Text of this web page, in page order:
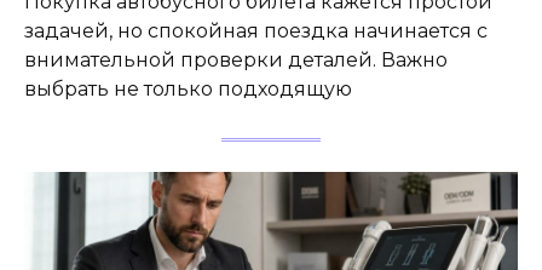
задачей, но спокойная поездка начинается с
внимательной проверки деталей. Важно
выбрать не только подходящую